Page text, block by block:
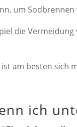
um
die
am besten sich
ich